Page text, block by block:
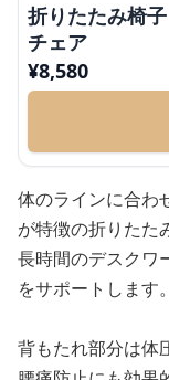
折りたたみ椅
チェア
¥8,580
体のラインに合わ
が特徴の折りたた
長時間のデスクワ
をサポートします。
背もたれ部分は体